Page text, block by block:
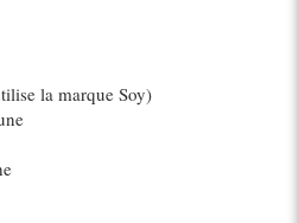
la marque Soy)